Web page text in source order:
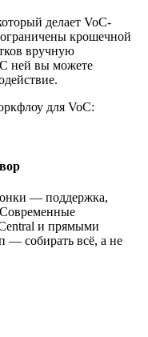
делает VoC-
крошечной
вручную
ней вы можете
для VoC:
— поддержка,
и прямыми
— собирать всё, а не